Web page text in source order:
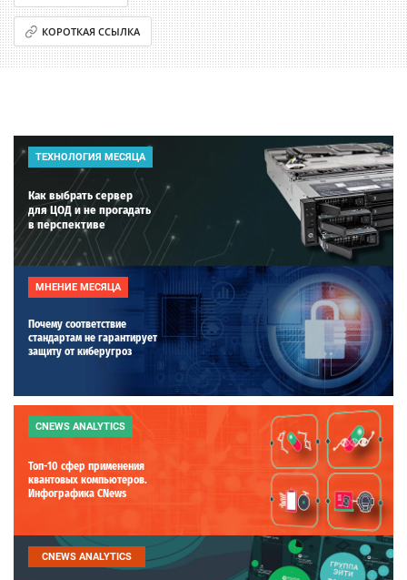
КОРОТКАЯ ССЫЛКА
ТЕХНОЛОГИЯ МЕСЯЦА
Как выбрать сервер
для ЦОД и не прогадать
в перспективе
МНЕНИЕ МЕСЯЦА
Почему соответствие
стандартам не гарантирует
защиту от киберугроз
CNEWS ANALYTICS
Топ-10 сфер применения
квантовых компьютеров.
Инфографика CNews
CNEWS ANALYTICS